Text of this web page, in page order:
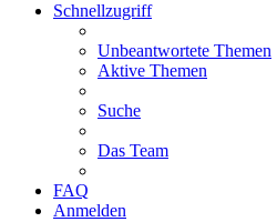
Schnellzugriff
Unbeantwortete Themen
Aktive Themen
Suche
Das Team
FAQ
Anmelden